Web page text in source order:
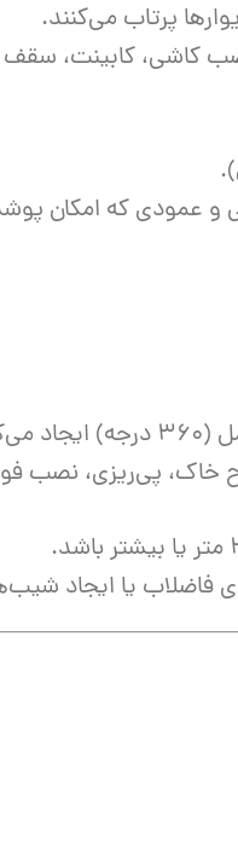
پرتاب می‌کنند.
با برد کوتاه تا متوسط (تا ۳۰ متر)، مانند
افقی و عمودی که
خاک، پی‌ریزی، نصب